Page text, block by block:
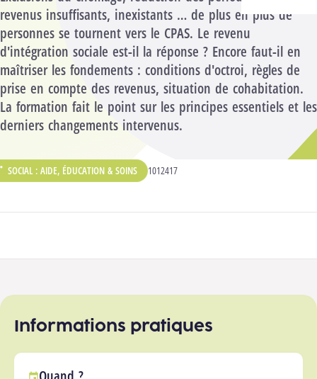
revenus insuffisants, inexistants … de plus en plus de
personnes se tournent vers le CPAS. Le revenu
d'intégration sociale est-il la réponse ? Encore faut-il en
maîtriser les fondements : conditions d'octroi, règles de
prise en compte des revenus, situation de cohabitation.
La formation fait le point sur les principes essentiels et les
derniers changements intervenus.
:
SOCIAL : AIDE, ÉDUCATION & SOINS CODE ANALYTIQUE :
1012417
Informations pratiques